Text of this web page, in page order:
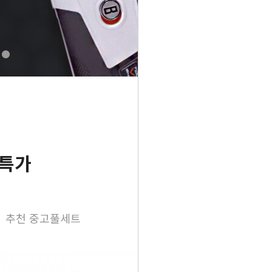
가
추천 중고풀세트